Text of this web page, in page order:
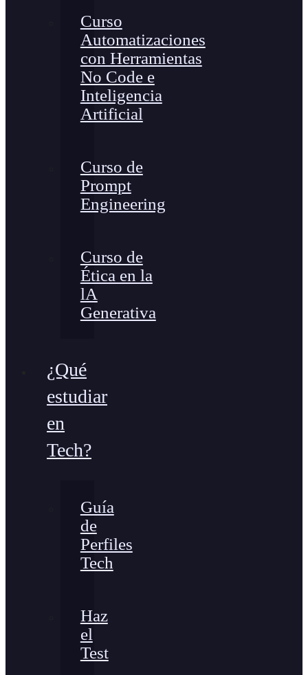
Curso
Automatizaciones
con Herramientas
No Code e
Inteligencia
Artificial
Curso de
Prompt
Engineering
Curso de
Ética en la
lA
Generativa
¿Qué
estudiar
en
Tech?
Guía
de
Perfiles
Tech
Haz
el
Test